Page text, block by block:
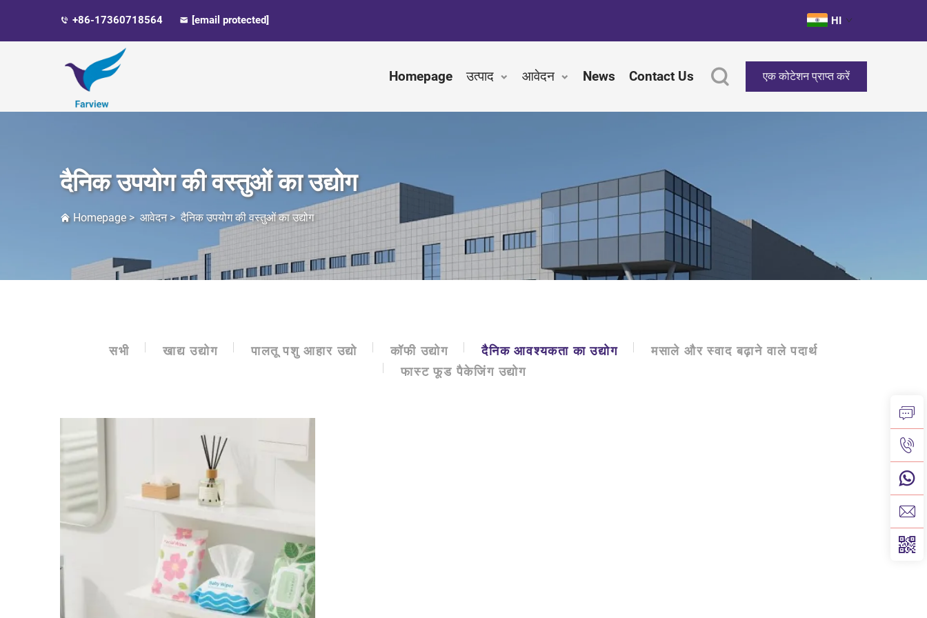
+86-17360718564 [email protected] HI
Homepage उत्पाद आवेदन News Contact Us एक कोटेशन प्राप्त करें
दैनिक उपयोग की वस्तुओं का उद्योग
Homepage> आवेदन> दैनिक उपयोग की वस्तुओं का उद्योग
सभी खाद्य उद्योग पालतू पशु आहार उद्यो कॉफी उद्योग दैनिक आवश्यकता का उद्योग
मसाले और स्वाद बढ़ाने वाले पदार्थ
फास्ट फूड पैकेजिंग उद्योग